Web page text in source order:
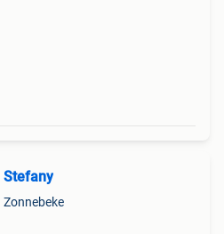
Stefany
Zonnebeke